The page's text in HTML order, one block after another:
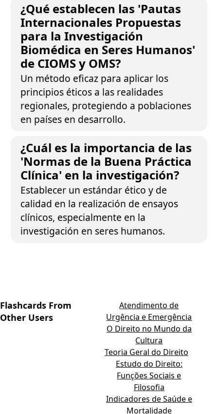
¿Qué establecen las 'Pautas
Internacionales Propuestas
para la Investigación
Biomédica en Seres Humanos'
de CIOMS y OMS?
Un método eficaz para aplicar los
principios éticos a las realidades
regionales, protegiendo a poblaciones
en países en desarrollo.
¿Cuál es la importancia de las
'Normas de la Buena Práctica
Clínica' en la investigación?
Establecer un estándar ético y de
calidad en la realización de ensayos
clínicos, especialmente en la
investigación en seres humanos.
Flashcards From
Other Users
Atendimento de
Urgência e Emergência
O Direito no Mundo da
Cultura
Teoria Geral do Direito
Estudo do Direito:
Funções Sociais e
Filosofia
Indicadores de Saúde e
Mortalidade